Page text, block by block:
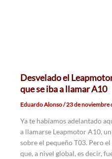
Desvelado el
que se iba a llamar A10
Eduardo Alonso/23 de noviembre
Ya te habíamos adelantado
a llamarse Leapmotor A10,
sobre el pequeño T03. Pero
que, a nivel global, es decir,